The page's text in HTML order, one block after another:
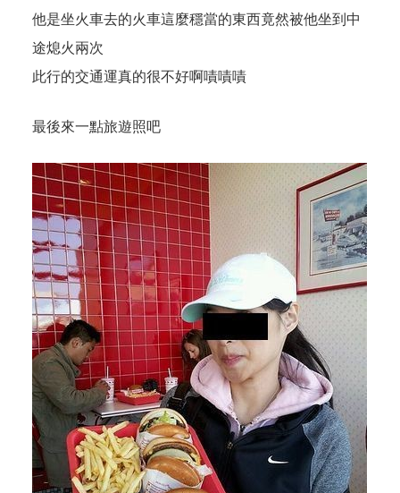
他是坐火車去的火車這麼穩當的東西竟然被他坐到中
途熄火兩次
此行的交通運真的很不好啊嘖嘖嘖
最後來一點旅遊照吧